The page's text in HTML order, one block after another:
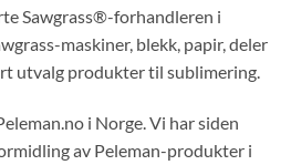
Sawgrass®-forhandleren i
maskiner, blekk, papir, deler
utvalg produkter til sublimering.
i Norge. Vi har siden
av Peleman-produkter i